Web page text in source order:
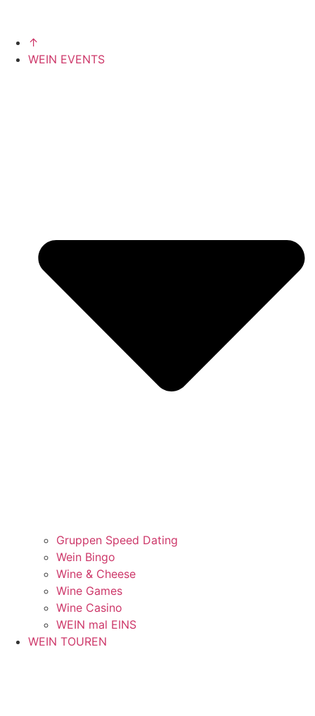
↑
WEIN EVENTS
Gruppen Speed Dating
Wein Bingo
Wine & Cheese
Wine Games
Wine Casino
WEIN mal EINS
WEIN TOUREN